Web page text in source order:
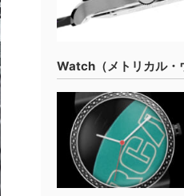
Watch（メトリカル・